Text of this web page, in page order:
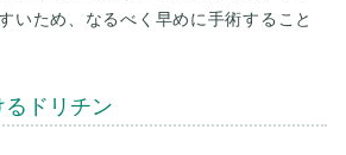
いため、なるべく早めに手術すること
ドリチン